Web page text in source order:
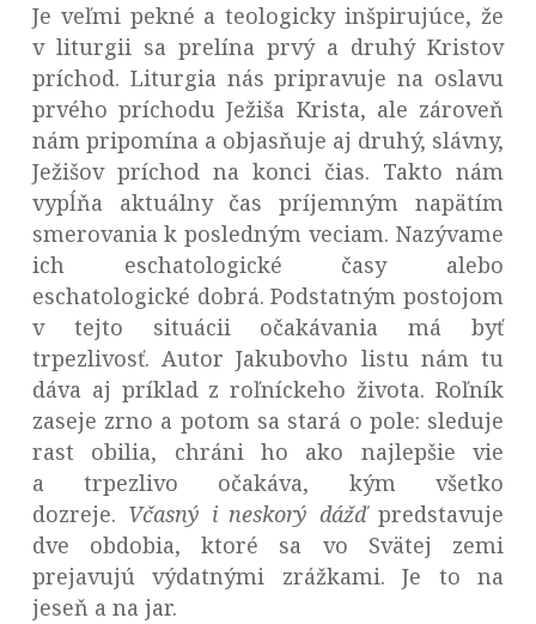
Je veľmi pekné a teologicky inšpirujúce, že
v liturgii sa prelína prvý a druhý Kristov
príchod. Liturgia nás pripravuje na oslavu
prvého príchodu Ježiša Krista, ale zároveň
nám pripomína a objasňuje aj druhý, slávny,
Ježišov príchod na konci čias. Takto nám
vypĺňa aktuálny čas príjemným napätím
smerovania k posledným veciam. Nazývame
ich eschatologické časy alebo
eschatologické dobrá. Podstatným postojom
v tejto situácii očakávania má byť
trpezlivosť. Autor Jakubovho listu nám tu
dáva aj príklad z roľníckeho života. Roľník
zaseje zrno a potom sa stará o pole: sleduje
rast obilia, chráni ho ako najlepšie vie
a trpezlivo očakáva, kým všetko
dozreje. Včasný i neskorý dážďpredstavuje
dve obdobia, ktoré sa vo Svätej zemi
prejavujú výdatnými zrážkami. Je to na
jeseň a na jar.